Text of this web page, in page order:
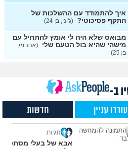
עצות
מוצצת אצבע כהרגעה,
את ארון הילדות בבית
מפסיקים לפחד מזה שהזמן
(אליזבת, בת 24)
אנשים מתייעצים כל
(פפרוני, בן 25)
5
את הרעב בחיים שלי
לחזור לזה! (זלדוס, בן 22)
איך להתמודד עם ההשלכות של
התקף פסיכוטי? (ג'וני, בן 24)
מבואס שלא היה לי אומץ להתחיל עם
מישהי שהיא בול הטעם שלי (אנונימי,
בן 25)
ב-
עוררו עניין חדשות
זוגיות
אבא של בעלי מסתכל